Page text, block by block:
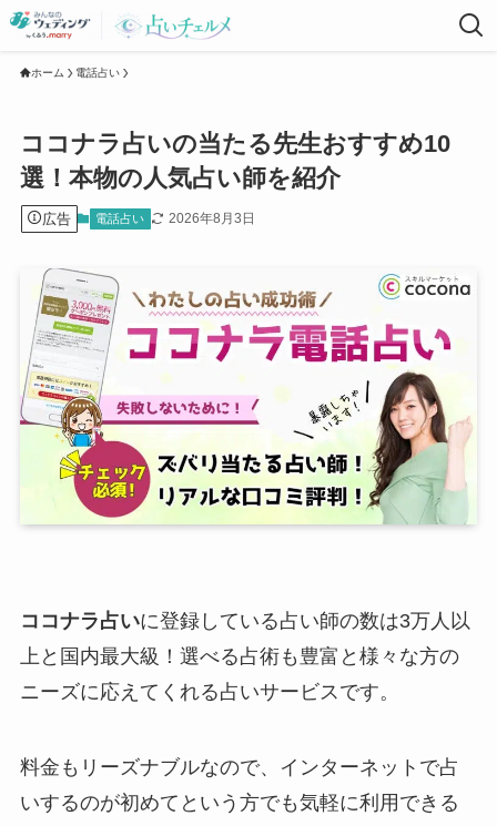
ホーム 電話占い
ココナラ占いの当たる先生おすすめ10
選！本物の人気占い師を紹介
広告 電話占い 2026年8月3日
ココナラ占いに登録している占い師の数は3万人以
上と国内最大級！選べる占術も豊富と様々な方の
ニーズに応えてくれる占いサービスです。
料金もリーズナブルなので、インターネットで占
いするのが初めてという方でも気軽に利用できる